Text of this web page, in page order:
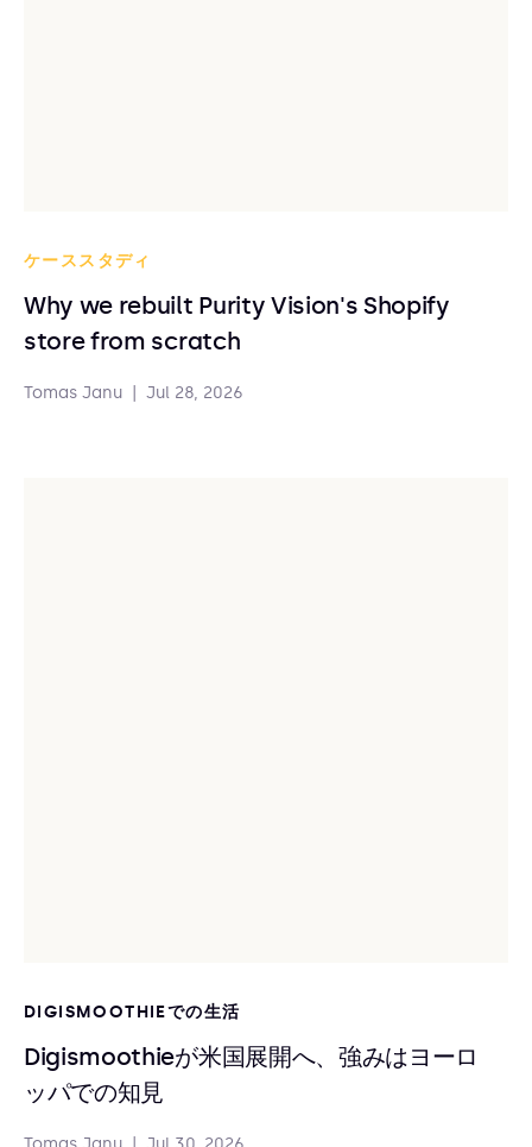
ケーススタディ
Why we rebuilt Purity Vision's Shopify
store from scratch
Tomas Janu Jul 28, 2026
DIGISMOOTHIEでの生活
Digismoothieが米国展開へ、強みはヨーロ
ッパでの知見